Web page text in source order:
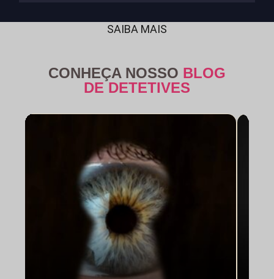
SAIBA MAIS
CONHEÇA NOSSO BLOG
DE DETETIVES